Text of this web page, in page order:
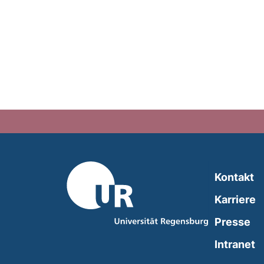
Kontakt
Karriere
Presse
Intranet